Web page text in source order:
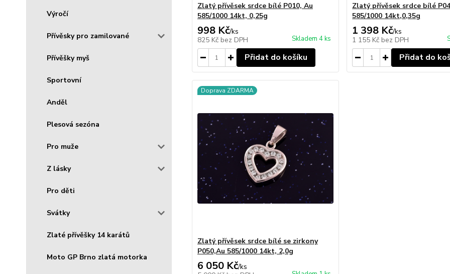
Výročí
Přívěsky pro zamilované
Přívěšky myš
Sportovní
Anděl
Plesová sezóna
Pro muže
Z lásky
Pro děti
Svátky
Zlaté přívěšky 14 karátů
Moto GP Brno zlatá motorka
Zlatý přívěsek srdce bílé P010, Au
585/1000 14kt, 0,25g
998 Kč/ks
825 Kč bez DPH Skladem 4 ks
Přidat do košíku
Zlatý přívěsek srdce bílé
585/1000 14kt,0,35g
1 398 Kč/ks
1 155 Kč bez DPH
Přidat do
Doprava ZDARMA
Zlatý přívěsek srdce bílé se zirkony
P050,Au 585/1000 14kt, 2,0g
6 050 Kč/ks